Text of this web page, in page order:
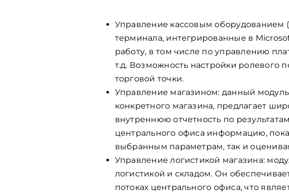
Управление кассовым оборудованием
терминала, интегрированные в
работу, в том числе по управлению
т.д. Возможность настройки ролевого
торговой точки.
Управление магазином: данный
конкретного магазина, предлагает
внутреннюю отчетность по
центрального офиса информацию,
выбранным параметрам, так и
Управление логистикой магазина:
логистикой и складом. Он
потоках центрального офиса, что